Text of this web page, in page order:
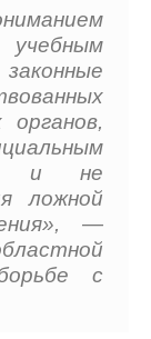
органов,
и не
ложной
—
с